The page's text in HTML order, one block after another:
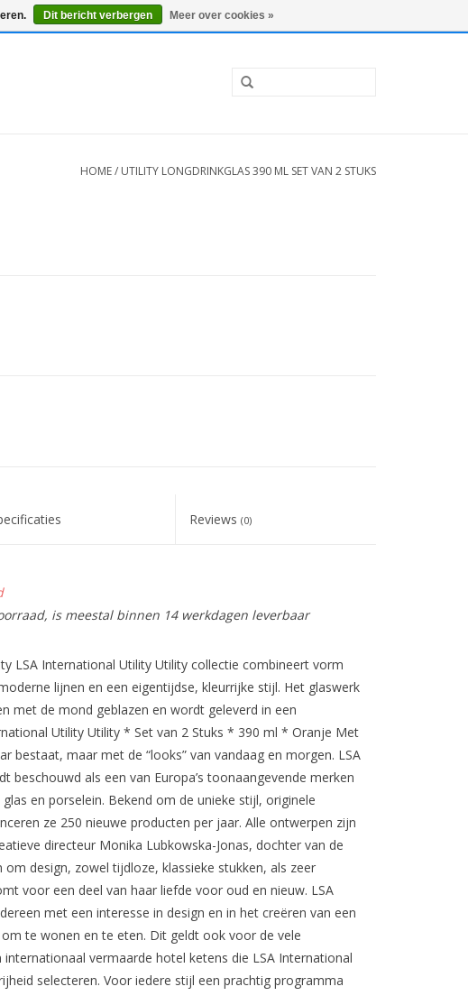
0 Artikelen - €0,00 Mijn account / Registreren
HOME/ UTILITY LONGDRINKGLAS 390 ML SET VAN 2 STUKS
Reviews(0)
is meestal binnen 14 werkdagen leverbaar
LSA International Utility Utility collectie combineert vorm
lijnen en een eigentijdse, kleurrijke stijl. Het glaswerk
met de mond geblazen en wordt geleverd in een
Utility Utility * Set van 2 Stuks * 390 ml * Oranje Met
bestaat, maar met de “looks” van vandaag en morgen. LSA
beschouwd als een van Europa’s toonaangevende merken
en porselein. Bekend om de unieke stijl, originele
ze 250 nieuwe producten per jaar. Alle ontwerpen zijn
directeur Monika Lubkowska-Jonas, dochter van de
om design, zowel tijdloze, klassieke stukken, als zeer
voor een deel van haar liefde voor oud en nieuw. LSA
met een interesse in design en in het creëren van een
te wonen en te eten. Dit geldt ook voor de vele
vermaarde hotel ketens die LSA International
selecteren. Voor iedere stijl een prachtig programma
Dit bericht verbergen Meer over cookies »